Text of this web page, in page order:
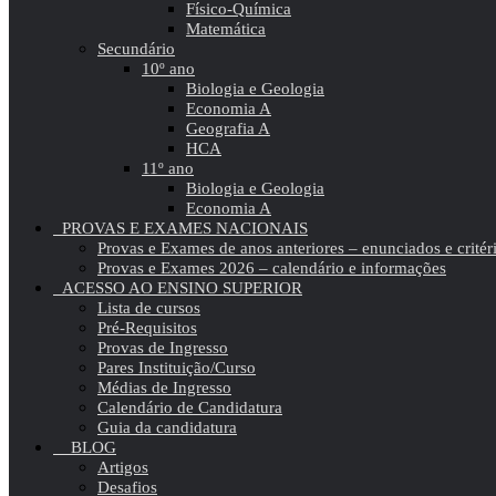
Físico-Química
Matemática
Secundário
10º ano
Biologia e Geologia
Economia A
Geografia A
HCA
11º ano
Biologia e Geologia
Economia A
PROVAS E EXAMES NACIONAIS
Provas e Exames de anos anteriores – enunciados e
Provas e Exames 2026 – calendário e informações
ACESSO AO ENSINO SUPERIOR
Lista de cursos
Pré-Requisitos
Provas de Ingresso
Pares Instituição/Curso
Médias de Ingresso
Calendário de Candidatura
Guia da candidatura
BLOG
Artigos
Desafios